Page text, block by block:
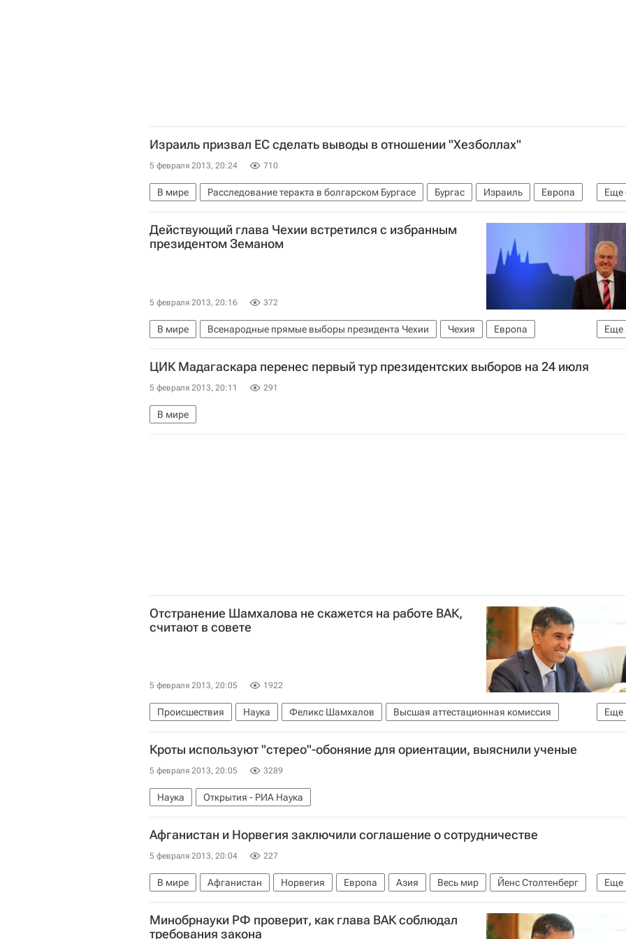
Израиль призвал ЕС сделать выводы в отношении "Хезболлах"
5 февраля 2013, 20:24 710
Еще
В мире Расследование теракта в болгарском Бургасе Бургас Израиль
Европа
Болгария
Азия Весь мир Биньямин Нетаньяху
Хезболла
Правительство Израиля
Действующий глава Чехии встретился с избранным
президентом Земаном
5 февраля 2013, 20:16 372
Еще
В мире Всенародные прямые выборы президента Чехии Чехия
Европа
Весь мир
Вацлав Клаус Милош Земан
ЦИК Мадагаскара перенес первый тур президентских выборов на 24 июля
5 февраля 2013, 20:11 291
В мире
Отстранение Шамхалова не скажется на работе ВАК,
считают в совете
5 февраля 2013, 20:05 1922
Еще
Происшествия Наука Феликс Шамхалов
Высшая аттестационная комиссия
ВЭБ.РФ (ВЭБ)
Кроты используют "стерео"-обоняние для ориентации, выяснили ученые
5 февраля 2013, 20:05 3289
Наука Открытия - РИА Наука
Афганистан и Норвегия заключили соглашение о сотрудничестве
5 февраля 2013, 20:04 227
Еще
В мире Афганистан Норвегия Европа Азия Весь мир
Йенс Столтенберг
Хамид Карзай
Минобрнауки РФ проверит, как глава ВАК соблюдал
требования закона